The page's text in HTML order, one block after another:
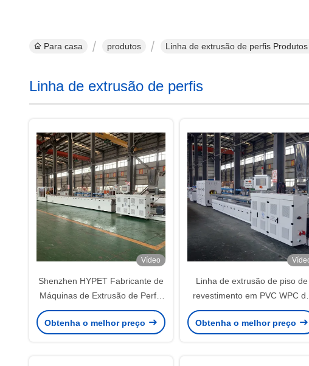
Para casa produtos Linha de extrusão de perfis
Linha de extrusão de perfis
Vídeo
Shenzhen HYPET Fabricante de
Máquinas de Extrusão de Perfis
de PVC/UPVC para Janelas e
Portas de Vidro Deslizantes
Obtenha o melhor preço
Linha de extrusão de piso de
revestimento em PVC WPC de
alta capacidade com
de superfície de filme laminante
Obtenha o melhor preço